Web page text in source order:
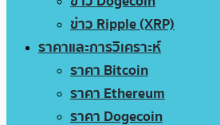
ข่าว Ripple (XRP)
ราคาและการวิเคราะห์
ราคา Bitcoin
ราคา Ethereum
ราคา Dogecoin